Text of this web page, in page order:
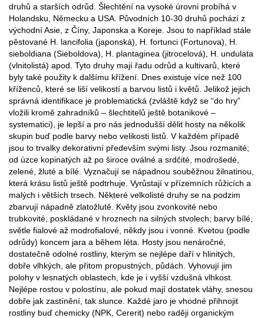
druhů a starších odrůd. Šlechtění na vysoké úrovni probíhá v
Holandsku, Německu a USA. Původních 10-30 druhů pochází z
východní Asie, z Číny, Japonska a Koreje. Jsou to například stále
pěstované H. lancifolia (japonská), H. fortunci (Fortunova), H.
sieboldiana (Sieboldova), H. plantaginea (jitrocelová), H. undulata
(vlnitolistá) apod. Tyto druhy mají řadu odrůd a kultivarů, které
byly také použity k dalšímu křížení. Dnes existuje více než 100
kříženců, které se liší velikostí a barvou listů i květů. Jelikož jejich
správná identifikace je problematická (zvláště když se “do hry”
vložili kromě zahradníků – šlechtitelů ještě botanikové –
systematici), je lepší a pro nás jednodušší dělit hosty na několik
skupin buď podle barvy nebo velikosti listů. V každém případě
jsou to trvalky dekorativní především svými listy. Jsou rozmanité;
od úzce kopinatých až po široce oválné a srdčité, modrošedé,
zelené, žluté a bílé. Vyznačují se nápadnou souběžnou žilnatinou,
která krásu listů ještě podtrhuje. Vyrůstají v přízemních růžicích a
malých i větších trsech. Některé velkolisté druhy se na podzim
zbarvují nápadně zlatožlutě. Květy jsou zvonkovité nebo
trubkovité, poskládané v hroznech na silných stvolech; barvy bílé,
světle fialové až modrofialové, někdy jsou i vonné. Kvetou (podle
odrůdy) koncem jara a během léta. Hosty jsou nenáročné,
dostatečně odolné rostliny, kterým se nejlépe daří v hlinitých,
dobře vlhkých, ale přitom propustných, půdách. Vyhovují jim
polohy v lesnatých oblastech, kde je i vyšší vzdušná vlhkost.
Nejlépe rostou v polostínu, ale pokud mají dostatek vláhy, snesou
dobře jak zastínění, tak slunce. Každé jaro je vhodné přihnojit
rostliny buď chemicky (NPK, Cererit) nebo raději organickým